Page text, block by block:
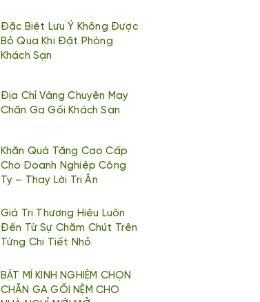
Đặc Biệt Lưu Ý Không Được
Bỏ Qua Khi Đặt Phòng
Khách Sạn
Địa Chỉ Vàng Chuyên May
Chăn Ga Gối Khách Sạn
Khăn Quà Tặng Cao Cấp
Cho Doanh Nghiệp Công
Ty – Thay Lời Tri Ân
Giá Trị Thương Hiệu Luôn
Đến Từ Sự Chăm Chút Trên
Từng Chi Tiết Nhỏ
BẬT MÍ KINH NGHIỆM CHỌN
CHĂN GA GỐI NỆM CHO